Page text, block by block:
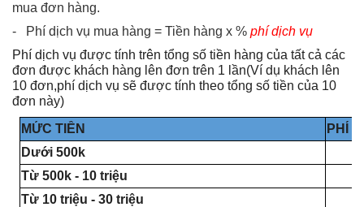
mua đơn hàng.
- Phí dịch vụ mua hàng = Tiền hàng x % phí dịch vụ
Phí dịch vụ được tính trên tổng số tiền hàng của tất cả các
đơn được khách hàng lên đơn trên 1 lần(Ví dụ khách lên
10 đơn,phí dịch vụ sẽ được tính theo tổng số tiền của 10
đơn này)
MỨC TIỀN
PHÍ
Dưới 500k
Từ 500k - 10 triệu
Từ 10 triệu - 30 triệu